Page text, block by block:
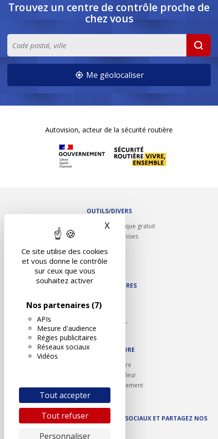
Ce site utilise des cookies
et vous donne le contrôle
sur ceux que vous
souhaitez activer
Nos partenaires (7)
APIs
Mesure d'audience
Régies publicitaires
Réseaux sociaux
Vidéos
Tout accepter
Tout refuser
Personnaliser
X Masquer le bandeau des
Trouvez un centre de contrôle proche de
chez vous
Me géolocaliser
Autovision, acteur de la sécurité routière
OUTILS/DIVERS
Rappel contrôle technique gratuit
Partenariats/Remises
Contact
NOS PARTENAIRES
Autodidact
Karoil
Autovision PL
Motovision
NOUS REJOINDRE
Ouvrir un centre
Devenez contrôleur
Carrières et recrutement
SUIVEZ AUTOVISION SUR LES RÉSEAUX SOCIAUX ET PARTAGEZ NOS